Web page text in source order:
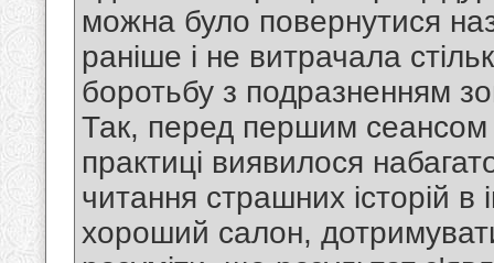
можна було повернутися
раніше і не витрачала
боротьбу з подразненням
Так, перед першим
практиці виявилося
читання страшних історій в
хороший салон,